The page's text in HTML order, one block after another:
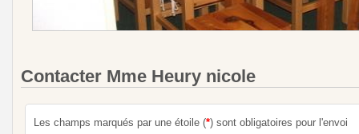
Contacter Mme Heury nicole
Les champs marqués par une étoile (*) sont obligatoires pour l'envoi